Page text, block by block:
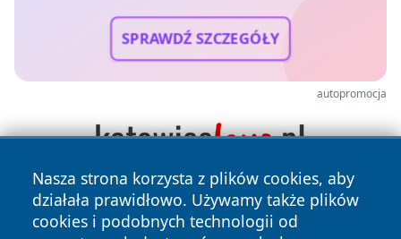
SPRAWDŹ SZCZEGÓŁY
autopromocja
Nasza strona korzysta z plików cookies, aby
działała prawidłowo. Używamy także plików
cookies i podobnych technologii od